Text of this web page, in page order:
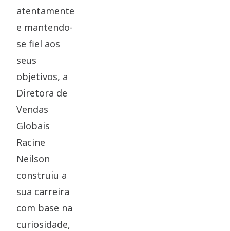
atentamente
e mantendo-
se fiel aos
seus
objetivos, a
Diretora de
Vendas
Globais
Racine
Neilson
construiu a
sua carreira
com base na
curiosidade,